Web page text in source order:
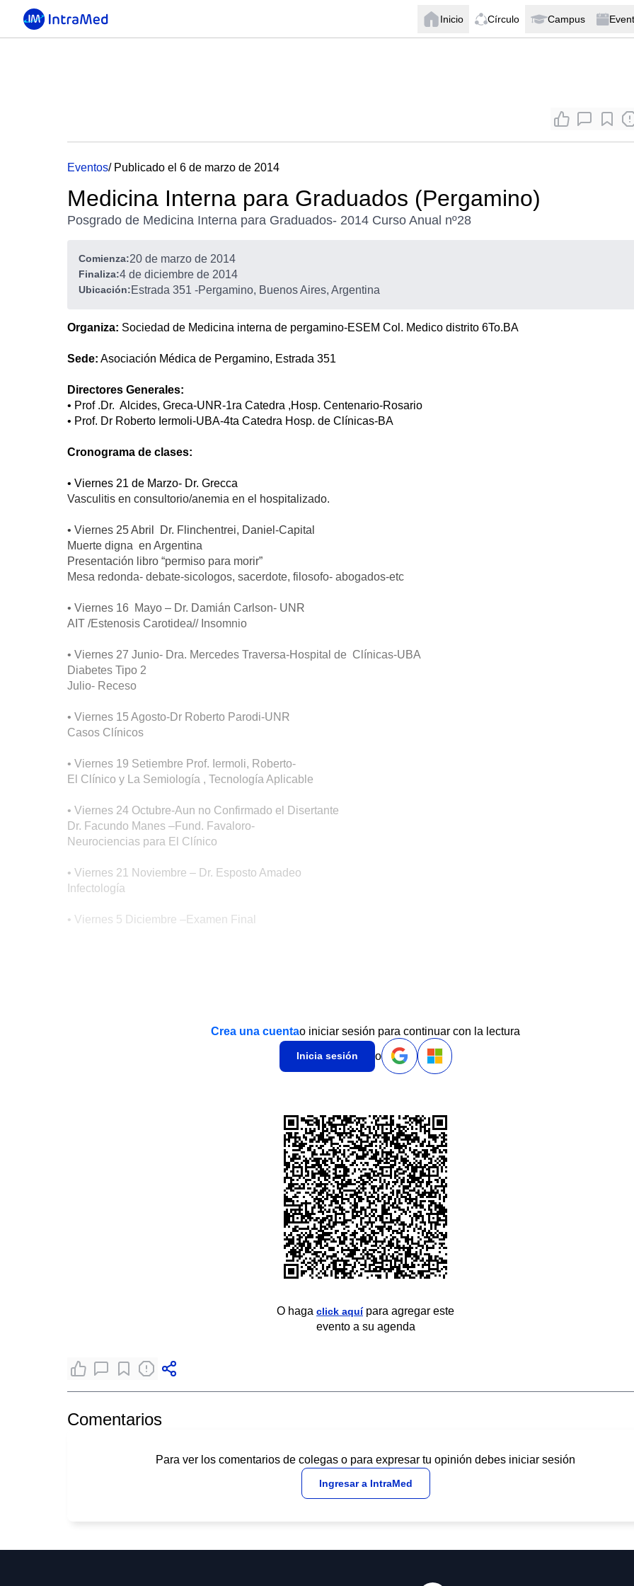
Inicio Círculo Campus
Eventos/ Publicado el 6 de marzo de 2014
Medicina Interna para Graduados (Pergamino)
Posgrado de Medicina Interna para Graduados- 2014 Curso Anual nº28
Comienza:20 de marzo de 2014
Finaliza:4 de diciembre de 2014
Ubicación:Estrada 351 -Pergamino, Buenos Aires, Argentina
Organiza: Sociedad de Medicina interna de pergamino-ESEM Col. Medico distrito 6To.BA
Sede: Asociación Médica de Pergamino, Estrada 351
Directores Generales:
• Prof .Dr. Alcides, Greca-UNR-1ra Catedra ,Hosp. Centenario-Rosario
• Prof. Dr Roberto Iermoli-UBA-4ta Catedra Hosp. de Clínicas-BA
Cronograma de clases:
• Viernes 21 de Marzo- Dr. Grecca
Vasculitis en consultorio/anemia en el hospitalizado.
• Viernes 25 Abril Dr. Flinchentrei, Daniel-Capital
Muerte digna en Argentina
Presentación libro “permiso para morir”
Mesa redonda- debate-sicologos, sacerdote, filosofo- abogados-etc
• Viernes 16 Mayo – Dr. Damián Carlson- UNR
AIT /Estenosis Carotidea// Insomnio
• Viernes 27 Junio- Dra. Mercedes Traversa-Hospital de Clínicas-UBA
Diabetes Tipo 2
Julio- Receso
• Viernes 15 Agosto-Dr Roberto Parodi-UNR
Casos Clínicos
• Viernes 19 Setiembre Prof. Iermoli, Roberto-
El Clínico y La Semiología , Tecnología Aplicable
• Viernes 24 Octubre-Aun no Confirmado el Disertante
Dr. Facundo Manes –Fund. Favaloro-
Neurociencias para El Clínico
• Viernes 21 Noviembre – Dr. Esposto Amadeo
Infectología
• Viernes 5 Diciembre –Examen Final
Crea una cuentao iniciar sesión para continuar con la lectura
Inicia sesión o
O haga click aquípara agregar este
evento a su agenda
Comentarios
Para ver los comentarios de colegas o para expresar tu opinión debes iniciar sesión
Ingresar a IntraMed